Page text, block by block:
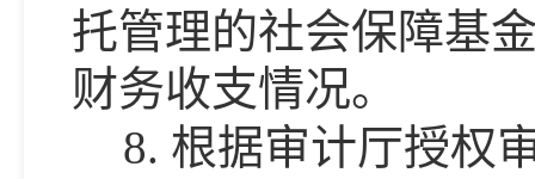
托管理的社会保障基
财务收支情况。
8. 根据审计厅授权